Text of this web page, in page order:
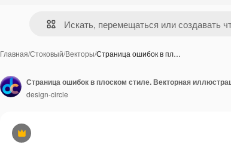
Главная/Стоковый/Векторы/Страница ошибок в пл…
Премиум
design-circle